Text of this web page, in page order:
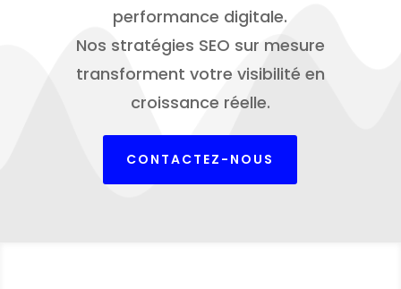
performance digitale.
Nos stratégies SEO sur mesure
transforment votre visibilité en
croissance réelle.
CONTACTEZ-NOUS